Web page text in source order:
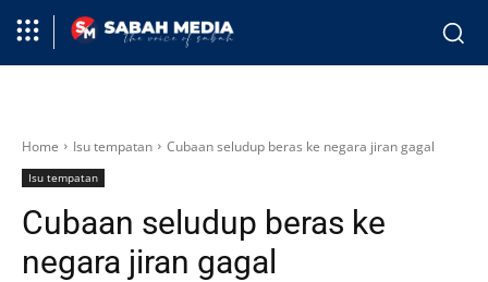
Home Isu tempatan Cubaan seludup beras ke negara jiran gagal
Isu tempatan
Cubaan seludup beras ke
negara jiran gagal